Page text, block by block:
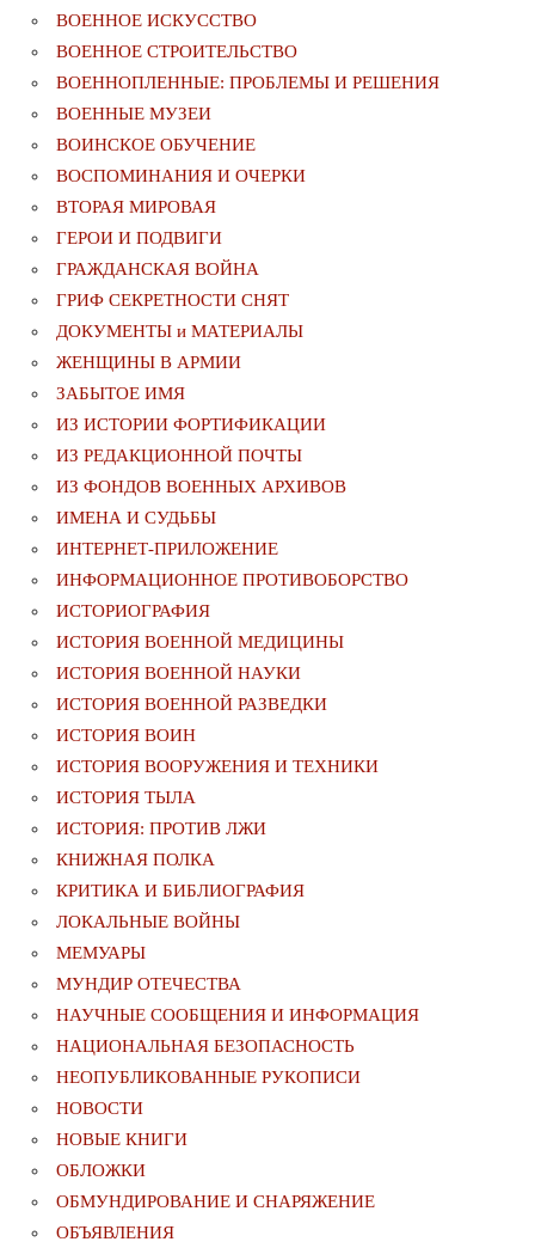
ВОЕННОЕ ИСКУССТВО
ВОЕННОЕ СТРОИТЕЛЬСТВО
ВОЕННОПЛЕННЫЕ: ПРОБЛЕМЫ И РЕШЕНИЯ
ВОЕННЫЕ МУЗЕИ
ВОИНСКОЕ ОБУЧЕНИЕ
ВОСПОМИНАНИЯ И ОЧЕРКИ
ВТОРАЯ МИРОВАЯ
ГЕРОИ И ПОДВИГИ
ГРАЖДАНСКАЯ ВОЙНА
ГРИФ СЕКРЕТНОСТИ СНЯТ
ДОКУМЕНТЫ и МАТЕРИАЛЫ
ЖЕНЩИНЫ В АРМИИ
ЗАБЫТОЕ ИМЯ
ИЗ ИСТОРИИ ФОРТИФИКАЦИИ
ИЗ РЕДАКЦИОННОЙ ПОЧТЫ
ИЗ ФОНДОВ ВОЕННЫХ АРХИВОВ
ИМЕНА И СУДЬБЫ
ИНТЕРНЕТ-ПРИЛОЖЕНИЕ
ИНФОРМАЦИОННОЕ ПРОТИВОБОРСТВО
ИСТОРИОГРАФИЯ
ИСТОРИЯ ВОЕННОЙ МЕДИЦИНЫ
ИСТОРИЯ ВОЕННОЙ НАУКИ
ИСТОРИЯ ВОЕННОЙ РАЗВЕДКИ
ИСТОРИЯ ВОИН
ИСТОРИЯ ВООРУЖЕНИЯ И ТЕХНИКИ
ИСТОРИЯ ТЫЛА
ИСТОРИЯ: ПРОТИВ ЛЖИ
КНИЖНАЯ ПОЛКА
КРИТИКА И БИБЛИОГРАФИЯ
ЛОКАЛЬНЫЕ ВОЙНЫ
МЕМУАРЫ
МУНДИР ОТЕЧЕСТВА
НАУЧНЫЕ СООБЩЕНИЯ И ИНФОРМАЦИЯ
НАЦИОНАЛЬНАЯ БЕЗОПАСНОСТЬ
НЕОПУБЛИКОВАННЫЕ РУКОПИСИ
НОВОСТИ
НОВЫЕ КНИГИ
ОБЛОЖКИ
ОБМУНДИРОВАНИЕ И СНАРЯЖЕНИЕ
ОБЪЯВЛЕНИЯ